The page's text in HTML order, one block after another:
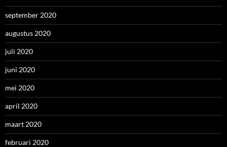
september 2020
augustus 2020
juli 2020
juni 2020
mei 2020
april 2020
maart 2020
februari 2020